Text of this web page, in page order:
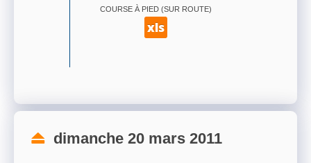
COURSE À PIED (SUR ROUTE)
xls
dimanche 20 mars 2011